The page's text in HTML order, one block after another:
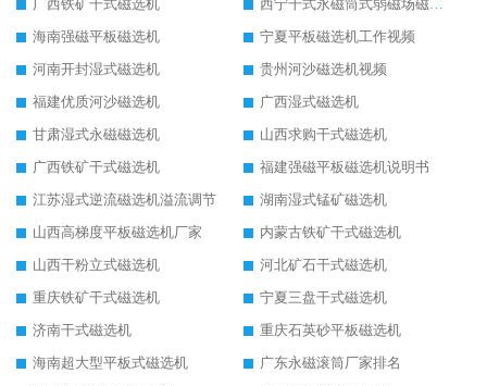
广西铁矿干式磁选机
西宁干式永磁筒式弱磁场磁选机结构图
海南强磁平板磁选机
宁夏平板磁选机工作视频
河南开封湿式磁选机
贵州河沙磁选机视频
福建优质河沙磁选机
广西湿式磁选机
甘肃湿式永磁磁选机
山西求购干式磁选机
广西铁矿干式磁选机
福建强磁平板磁选机说明书
江苏湿式逆流磁选机溢流调节
湖南湿式锰矿磁选机
山西高梯度平板磁选机厂家
内蒙古铁矿干式磁选机
山西干粉立式磁选机
河北矿石干式磁选机
重庆铁矿干式磁选机
宁夏三盘干式磁选机
济南干式磁选机
重庆石英砂平板磁选机
海南超大型平板式磁选机
广东永磁滚筒厂家排名